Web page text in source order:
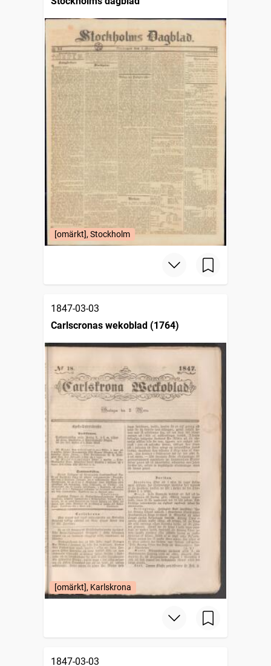
[omärkt], Stockholm
1847-03-03
Carlscronas wekoblad (1764)
[omärkt], Karlskrona
1847-03-03